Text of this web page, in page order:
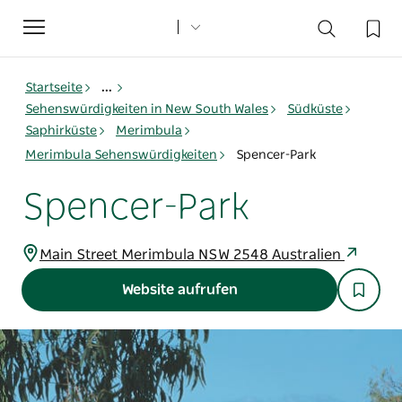
Toggle
navigation
Startseite
...
Sehenswürdigkeiten in New South Wales
Südküste
Saphirküste
Merimbula
Merimbula Sehenswürdigkeiten
Spencer-Park
Spencer-Park
Main Street Merimbula NSW 2548 Australien
Website aufrufen